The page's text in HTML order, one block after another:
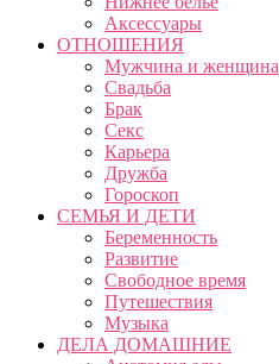
Аксессуары
ОТНОШЕНИЯ
Мужчина и женщина
Свадьба
Брак
Секс
Карьера
Дружба
Гороскоп
СЕМЬЯ И ДЕТИ
Беременность
Развитие
Свободное время
Путешествия
Музыка
ДЕЛА ДОМАШНИЕ